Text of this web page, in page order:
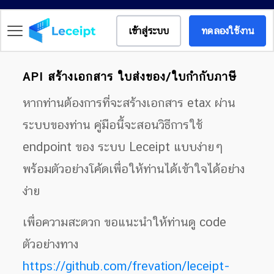
เข้าสู่ระบบ ทดลองใช้งาน
API สร้างเอกสาร ใบส่งของ/ใบกำกับภาษี
หากท่านต้องการที่จะสร้างเอกสาร etax ผ่าน
ระบบของท่าน คู่มือนี้จะสอนวิธีการใช้
endpoint ของ ระบบ Leceipt แบบง่ายๆ
พร้อมตัวอย่างโค้ดเพื่อให้ท่านได้เข้าใจได้อย่าง
ง่าย
เพื่อความสะดวก ขอแนะนำให้ท่านดู code
ตัวอย่างทาง
https://github.com/frevation/leceipt-